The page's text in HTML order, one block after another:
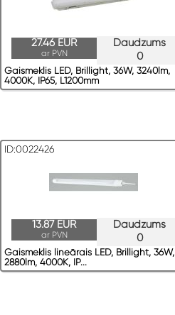
Daudzums
0
27.46 EUR
ar PVN
Gaismeklis LED, Brillight, 36W, 3240lm,
4000K, IP65, L1200mm
ID:0022426
Daudzums
0
13.87 EUR
ar PVN
Gaismeklis lineārais LED, Brillight, 36W,
2880lm, 4000K, IP...